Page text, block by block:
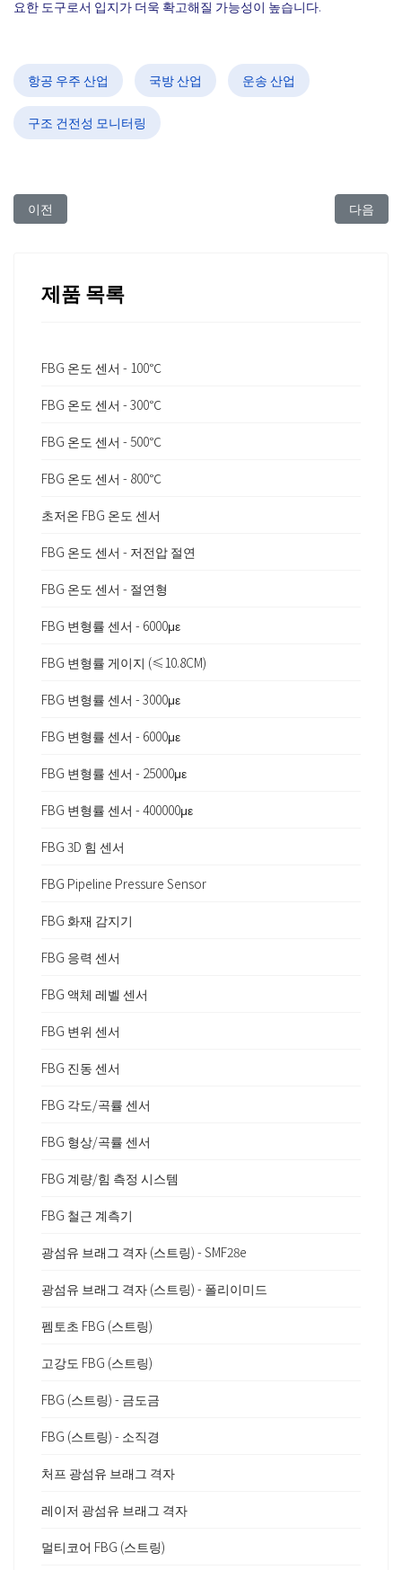
요한 도구로서 입지가 더욱 확고해질 가능성이 높습니다.
항공 우주 산업 국방 산업 운송 산업
구조 건전성 모니터링
이전 아티클: FBG Sensing Technology for Ship 구조 건전성 모
이전 다음 아
다음
제품 목록
FBG 온도 센서 - 100℃
FBG 온도 센서 - 300℃
FBG 온도 센서 - 500℃
FBG 온도 센서 - 800℃
초저온 FBG 온도 센서
FBG 온도 센서 - 저전압 절연
FBG 온도 센서 - 절연형
FBG 변형률 센서 - 6000με
FBG 변형률 게이지 (≤10.8CM)
FBG 변형률 센서 - 3000με
FBG 변형률 센서 - 6000με
FBG 변형률 센서 - 25000με
FBG 변형률 센서 - 400000με
FBG 3D 힘 센서
FBG Pipeline Pressure Sensor
FBG 화재 감지기
FBG 응력 센서
FBG 액체 레벨 센서
FBG 변위 센서
FBG 진동 센서
FBG 각도/곡률 센서
FBG 형상/곡률 센서
FBG 계량/힘 측정 시스템
FBG 철근 계측기
광섬유 브래그 격자 (스트링) - SMF28e
광섬유 브래그 격자 (스트링) - 폴리이미드
펨토초 FBG (스트링)
고강도 FBG (스트링)
FBG (스트링) - 금도금
FBG (스트링) - 소직경
처프 광섬유 브래그 격자
레이저 광섬유 브래그 격자
멀티코어 FBG (스트링)